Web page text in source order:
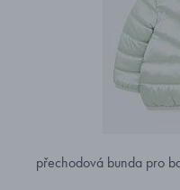
přechodová bunda pro